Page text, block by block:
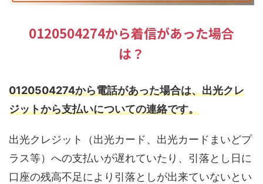
0120504274から着信があった場合
は？
0120504274から電話があった場合は、出光クレ
ジットから支払いについての連絡です。
出光クレジット（出光カード、出光カードまいどプ
ラス等）への支払いが遅れていたり、引落とし日に
口座の残高不足により引落としが出来ていないとい